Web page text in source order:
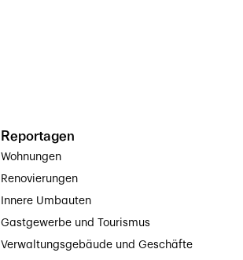
Reportagen
Wohnungen
Renovierungen
Innere Umbauten
Gastgewerbe und Tourismus
Verwaltungsgebäude und Geschäfte